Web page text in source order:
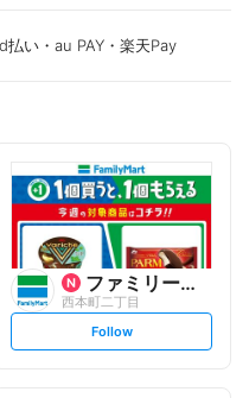
払い・au PAY・楽天Pay
ファミリーマート
西本町二丁目
s
t
Follow